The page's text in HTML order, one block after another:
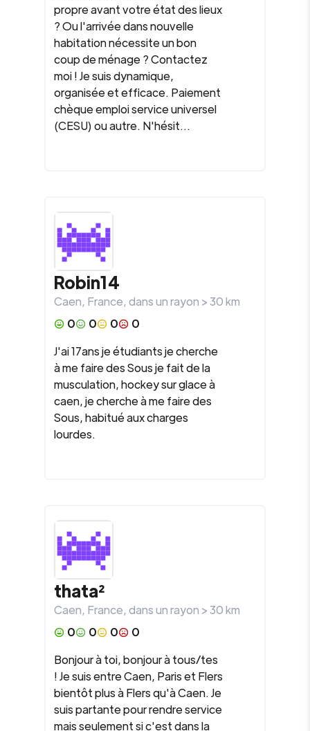
propre avant votre état des lieux
? Ou l'arrivée dans nouvelle
habitation nécessite un bon
coup de ménage ? Contactez
moi ! Je suis dynamique,
organisée et efficace. Paiement
chèque emploi service universel
(CESU) ou autre. N'hésit...
Robin14
Caen, France, dans un rayon >30km
0
0 0
0
J'ai 17ans je étudiants je cherche
à me faire des Sous je fait de la
musculation, hockey sur glace à
caen, je cherche à me faire des
Sous, habitué aux charges
lourdes.
thata²
Caen, France, dans un rayon >30km
0
0 0
0
Bonjour à toi, bonjour à tous/tes
! Je suis entre Caen, Paris et Flers
bientôt plus à Flers qu'à Caen. Je
suis partante pour rendre service
mais seulement si c'est dans la